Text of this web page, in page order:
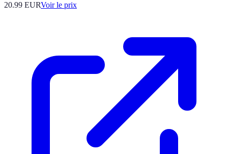
20.99 EURVoir le prix